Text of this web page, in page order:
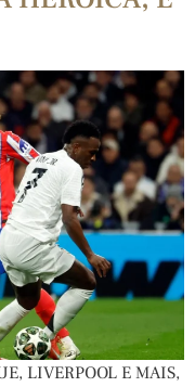
LIVERPOOL E MAIS,